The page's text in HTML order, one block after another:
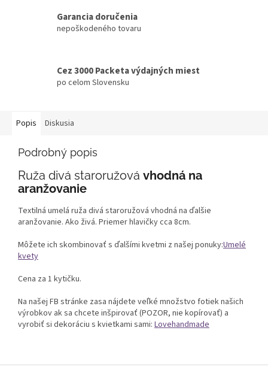
Garancia doručenia
nepoškodeného tovaru
Cez 3000 Packeta výdajných miest
po celom Slovensku
Popis Diskusia
Podrobný popis
Ruža divá staroružová vhodná na
aranžovanie
Textilná umelá ruža divá staroružová vhodná na ďalšie
aranžovanie. Ako živá. Priemer hlavičky cca 8cm.
Môžete ich skombinovať s ďalšími kvetmi z našej ponuky:Umelé
kvety
Cena za 1 kytičku.
Na našej FB stránke zasa nájdete veľké množstvo fotiek našich
výrobkov ak sa chcete inšpirovať (POZOR, nie kopírovať) a
vyrobiť si dekoráciu s kvietkami sami: Lovehandmade